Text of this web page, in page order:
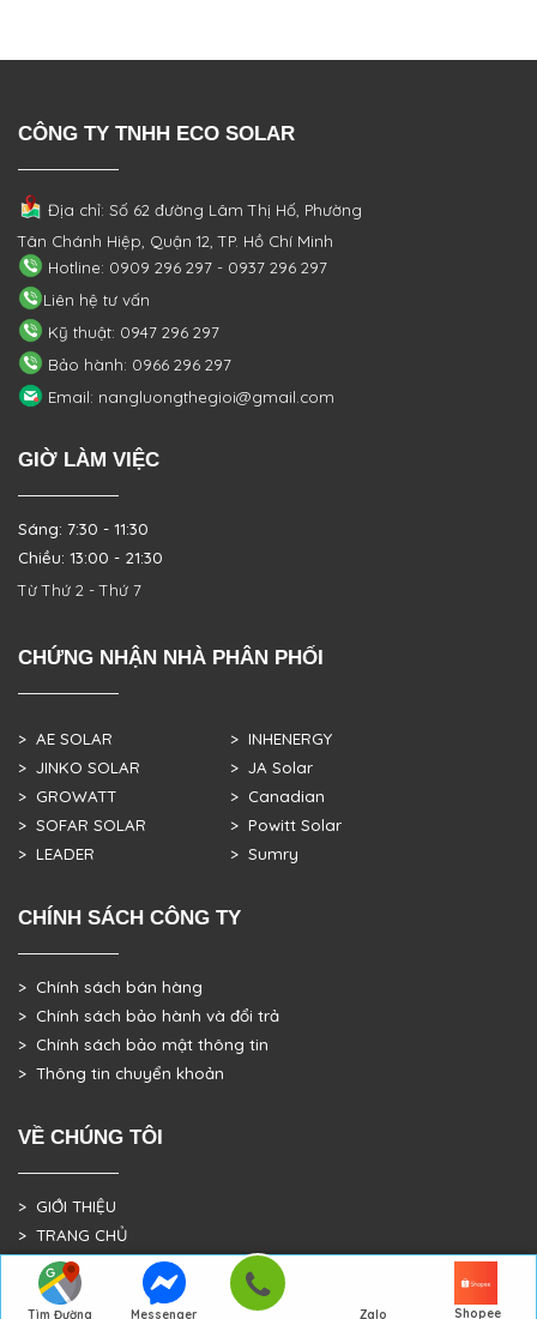
Tìm Đường Messenger Zalo Shopee
CÔNG TY TNHH ECO SOLAR
Địa chỉ: Số 62 đường Lâm Thị Hố, Phường
Tân Chánh Hiệp, Quận 12, TP. Hồ Chí Minh
Hotline: 0909 296 297 - 0937 296 297
Liên hệ tư vấn
Kỹ thuật: 0947 296 297
Bảo hành: 0966 296 297
Email: nangluongthegioi@gmail.com
GIỜ LÀM VIỆC
Sáng: 7:30 - 11:30
Chiều: 13:00 - 21:30
Từ Thứ 2 - Thứ 7
CHỨNG NHẬN NHÀ PHÂN PHỐI
> AE SOLAR
> JINKO SOLAR
> GROWATT
> SOFAR SOLAR
> LEADER
> INHENERGY
> JA Solar
> Canadian
> Powitt Solar
> Sumry
CHÍNH SÁCH CÔNG TY
> Chính sách bán hàng
> Chính sách bảo hành và đổi trả
> Chính sách bảo mật thông tin
> Thông tin chuyển khoản
VỀ CHÚNG TÔI
> GIỚI THIỆU
> TRANG CHỦ
> DỰ ÁN THỰC TẾ